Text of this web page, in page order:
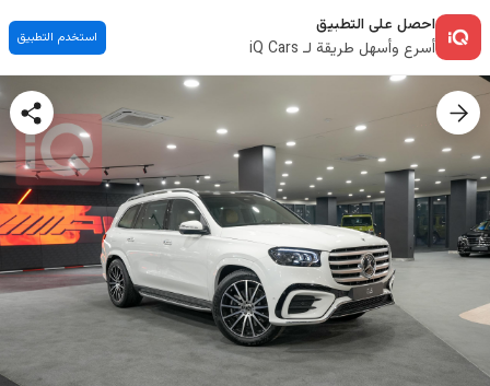
احصل على التطبيق
أسرع وأسهل طريقة لـ iQ Cars
استخدم التطبيق